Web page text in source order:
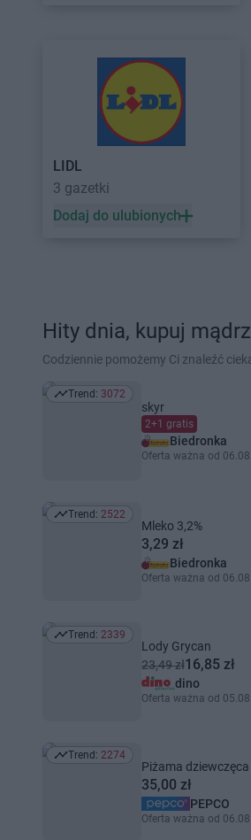
LIDL
3 gazetki
Dodaj do ulubionych
Hity dnia, kupuj
Codziennie pomożemy Ci znaleźć
Trend: 3072
Trend: 3072
skyr
2+1 gratis
Biedronka
Oferta ważna od
Trend: 2522
Trend: 2522
Mleko 3,2%
3,29 zł
Biedronka
Oferta ważna od
Trend: 2339
Trend: 2339
Lody Grycan
23,49 zł16,85 zł
dino
Oferta ważna od
Trend: 2274
Trend: 2274
Piżama
35,00 zł
PEPCO
Oferta ważna od